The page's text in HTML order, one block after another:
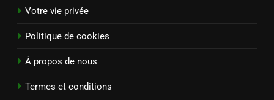
Votre vie privée
Politique de cookies
À propos de nous
Termes et conditions